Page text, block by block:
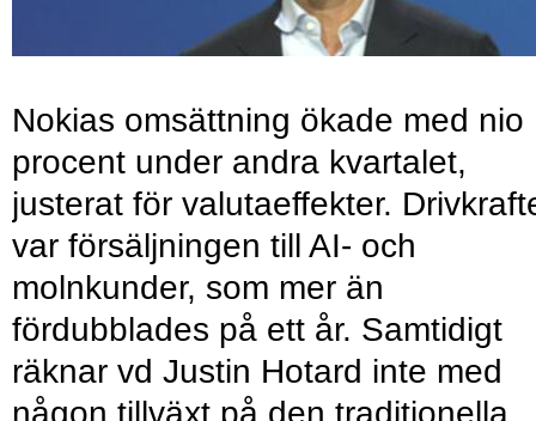
Nokias omsättning ökade med nio
procent under andra kvartalet,
justerat för valutaeffekter.
var försäljningen till AI- och
molnkunder, som mer än
fördubblades på ett år. Samtidigt
räknar vd Justin Hotard inte med